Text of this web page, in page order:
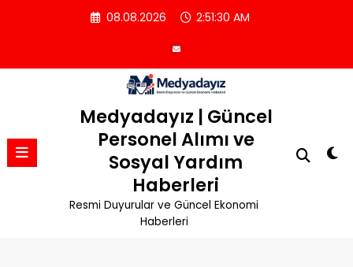
08.08.2026 2:51:31 AM
Medyadayız | Güncel
Personel Alımı ve
Sosyal Yardım
Haberleri
Resmi Duyurular ve Güncel Ekonomi
Haberleri